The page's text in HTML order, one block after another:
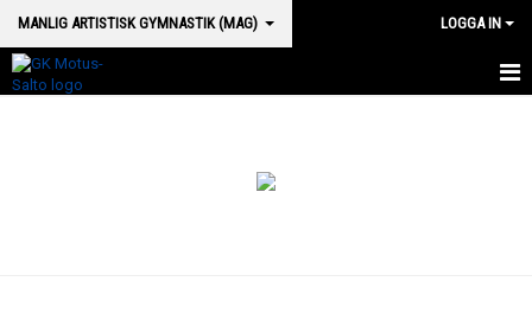
MANLIG ARTISTISK GYMNASTIK (MAG) LOGGA IN